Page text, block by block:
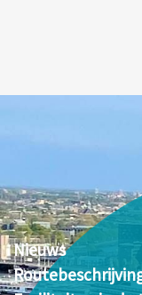
Nieuws